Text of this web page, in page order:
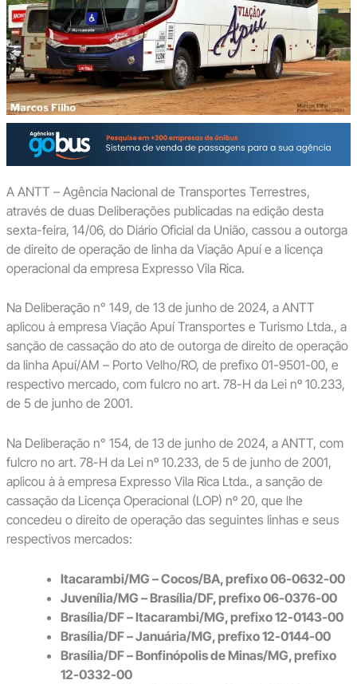
A ANTT – Agência Nacional de Transportes Terrestres,
através de duas Deliberações publicadas na edição desta
sexta-feira, 14/06, do Diário Oficial da União, cassou a outorga
de direito de operação de linha da Viação Apuí e a licença
operacional da empresa Expresso Vila Rica.
Na Deliberação n° 149, de 13 de junho de 2024, a ANTT
aplicou à empresa Viação Apuí Transportes e Turismo Ltda., a
sanção de cassação do ato de outorga de direito de operação
da linha Apuí/AM – Porto Velho/RO, de prefixo 01-9501-00, e
respectivo mercado, com fulcro no art. 78-H da Lei nº 10.233,
de 5 de junho de 2001.
Na Deliberação n° 154, de 13 de junho de 2024, a ANTT, com
fulcro no art. 78-H da Lei nº 10.233, de 5 de junho de 2001,
aplicou à à empresa Expresso Vila Rica Ltda., a sanção de
cassação da Licença Operacional (LOP) nº 20, que lhe
concedeu o direito de operação das seguintes linhas e seus
respectivos mercados:
Itacarambi/MG – Cocos/BA, prefixo 06-0632-00
Juvenília/MG – Brasília/DF, prefixo 06-0376-00
Brasília/DF – Itacarambi/MG, prefixo 12-0143-00
Brasília/DF – Januária/MG, prefixo 12-0144-00
Brasília/DF – Bonfinópolis de Minas/MG, prefixo
12-0332-00